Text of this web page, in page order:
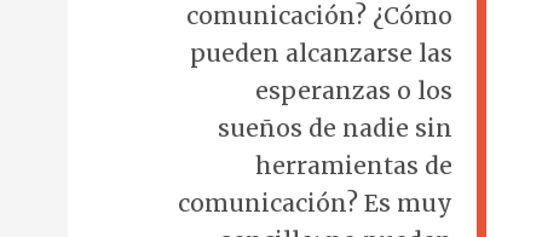
comunicación? ¿Cómo
pueden alcanzarse las
esperanzas o los
sueños de nadie sin
herramientas de
comunicación? Es muy